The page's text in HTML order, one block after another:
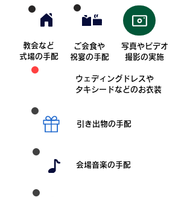
ご会食や
祝宴の手配
教会など
式場の手配
写真やビデオ
撮影の実施
ウェディングドレスや
タキシードなどのお衣装
引き出物の手配
会場音楽の手配